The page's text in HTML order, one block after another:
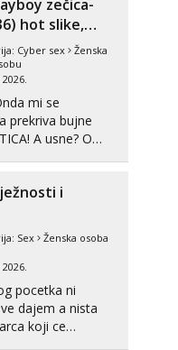
se oslobodi
zečica-
hot slike,
Cyber sex
Ženska
mi se
prekriva bujne
A usne? O
zabavu...
i
Sex
Ženska osoba
pocetka ni
dajem a nista
koji ce